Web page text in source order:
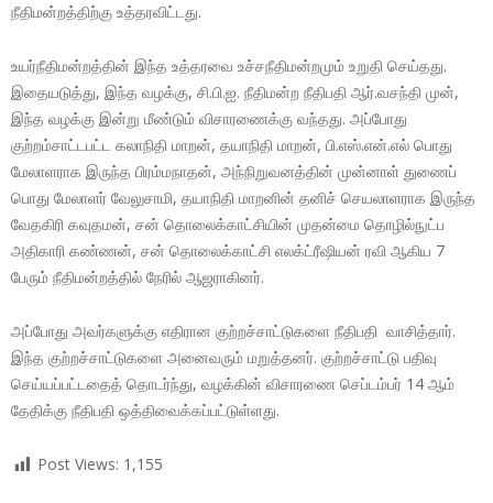
நீதிமன்றத்திற்கு உத்தரவிட்டது.
உயர்நீதிமன்றத்தின் இந்த உத்தரவை உச்சநீதிமன்றமும் உறுதி செய்தது.
இதையடுத்து, இந்த வழக்கு, சி.பி.ஐ. நீதிமன்ற நீதிபதி ஆர்.வசந்தி முன்,
இந்த வழக்கு இன்று மீண்டும் விசாரணைக்கு வந்தது. அப்போது
குற்றம்சாட்டபட்ட கலாநிதி மாறன், தயாநிதி மாறன், பி.எஸ்.என்.எல் பொது
மேலாளராக இருந்த பிரம்மநாதன், அந்நிறுவனத்தின் முன்னாள் துணைப்
பொது மேலாளர் வேலுசாமி, தயாநிதி மாறனின் தனிச் செயலாளராக இருந்த
வேதகிரி கவுதமன், சன் தொலைக்காட்சியின் முதன்மை தொழில்நுட்ப
அதிகாரி கண்ணன், சன் தொலைக்காட்சி எலக்ட்ரீஷியன் ரவி ஆகிய 7
பேரும் நீதிமன்றத்தில் நேரில் ஆஜராகினர்.
அப்போது அவர்களுக்கு எதிரான குற்றச்சாட்டுகளை நீதிபதி வாசித்தார்.
இந்த குற்றச்சாட்டுகளை அனைவரும் மறுத்தனர். குற்றச்சாட்டு பதிவு
செய்யப்பட்டதைத் தொடர்ந்து, வழக்கின் விசாரணை செப்டம்பர் 14 ஆம்
தேதிக்கு நீதிபதி ஒத்திவைக்கப்பட்டுள்ளது.
Post Views: 1,155